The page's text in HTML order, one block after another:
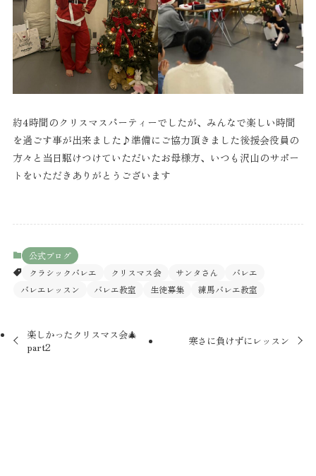
約4時間のクリスマスパーティーでしたが、みんなで楽しい時間
を過ごす事が出来ました♪準備にご協力頂きました後援会役員の
方々と当日駆けつけていただいたお母様方、いつも沢山のサポー
トをいただきありがとうございます
公式ブログ
クラシックバレエ
クリスマス会 サンタさん
バレエ
バレエレッスン
バレエ教室 生徒募集 練馬バレエ教室
楽しかったクリスマス会🎄
part2
寒さに負けずにレッスン